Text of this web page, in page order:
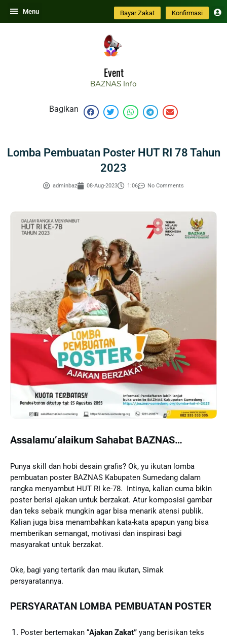
Skip
to
Menu Bayar Zakat Konfirmasi
Event
BAZNAS Info
Bagikan
Lomba Pembuatan Poster HUT RI 78 Tahun
2023
adminbaz 08-Aug-2023 1:06 No Comments
Assalamu’alaikum Sahabat BAZNAS…
Punya skill dan hobi desain grafis? Ok, yu ikutan lomba
pembuatan poster BAZNAS Kabupaten Sumedang dalam
rangka menyambut HUT RI ke-78. Intinya, kalian cuma bikin
poster berisi ajakan untuk berzakat. Atur komposisi gambar
dan teks sebaik mungkin agar bisa menarik atensi publik.
Kalian juga bisa menambahkan kata-kata apapun yang bisa
memberikan semangat, motivasi dan inspirasi bagi
masyarakat untuk berzakat.
Oke, bagi yang tertarik dan mau ikutan, Simak
persyaratannya.
PERSYARATAN LOMBA PEMBUATAN POSTER
Poster bertemakan “Ajakan Zakat” yang berisikan teks